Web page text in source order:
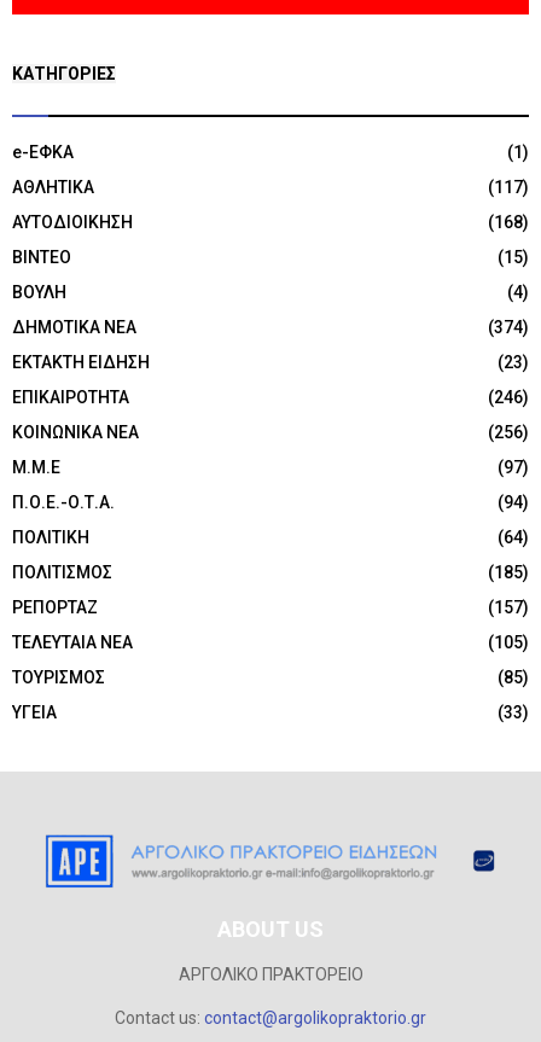
KΑΤΗΓΟΡΊΕΣ
e-ΕΦΚΑ
(1)
ΑΘΛΗΤΙΚΑ
(117)
ΑΥΤΟΔΙΟΙΚΗΣΗ
(168)
ΒΙΝΤΕΟ
(15)
ΒΟΥΛΗ
(4)
ΔΗΜΟΤΙΚΑ ΝΕΑ
(374)
ΕΚΤΑΚΤΗ ΕΙΔΗΣΗ
(23)
ΕΠΙΚΑΙΡΟΤΗΤΑ
(246)
ΚΟΙΝΩΝΙΚΑ ΝΕΑ
(256)
Μ.Μ.Ε
(97)
Π.Ο.Ε.-Ο.Τ.Α.
(94)
ΠΟΛΙΤΙΚΗ
(64)
ΠΟΛΙΤΙΣΜΟΣ
(185)
ΡΕΠΟΡΤΑΖ
(157)
ΤΕΛΕΥΤΑΙΑ ΝΕΑ
(105)
ΤΟΥΡΙΣΜΟΣ
(85)
ΥΓΕΙΑ
(33)
ABOUT US
ΑΡΓΟΛΙΚΟ ΠΡΑΚΤΟΡΕΙΟ
Contact us: contact@argolikopraktorio.gr